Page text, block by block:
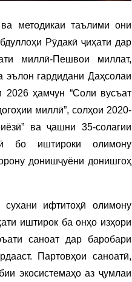
методикаи таълими они
Рӯдакӣ ҷиҳати дар
миллӣ-Пешвои миллат,
гардидани Даҳсолаи
2026 ҳамчун “Соли вусъат
миллӣ”, солҳои 2020-
ва ҷашни 35-солагии
бо иштироки олимону
донишҷуёни донишгоҳ
ифтитоҳӣ олимону
иштирок ба онҳо изҳори
саноат дар баробари
Партовҳои саноатӣ,
экосистемаҳо аз ҷумлаи